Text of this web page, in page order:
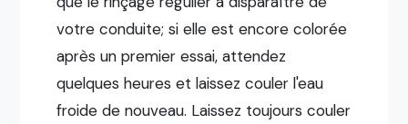
votre conduite; si elle est encore colorée
après un premier essai, attendez
quelques heures et laissez couler l'eau
froide de nouveau. Laissez toujours couler